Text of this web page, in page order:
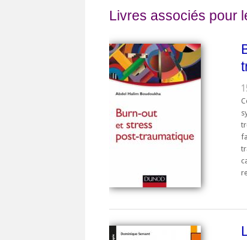
Livres associés pour